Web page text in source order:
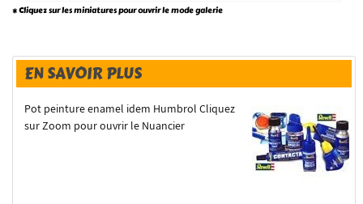
* Cliquez sur les miniatures pour ouvrir le mode galerie
EN SAVOIR PLUS
Pot peinture enamel idem Humbrol Cliquez
sur Zoom pour ouvrir le Nuancier